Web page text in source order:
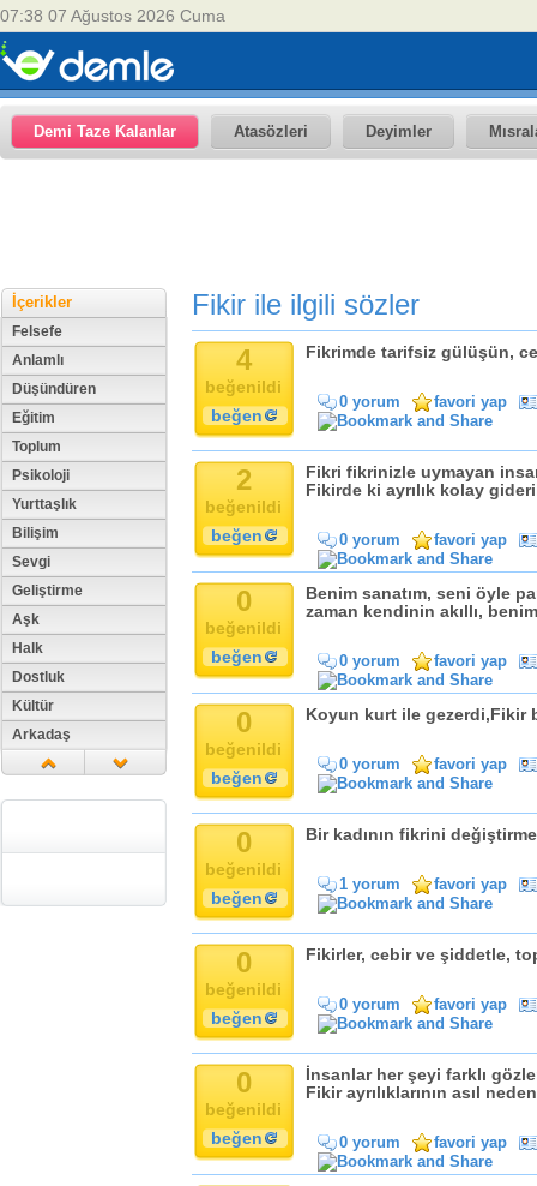
07:38 07 Ağustos 2026 Cuma
Demi Taze Kalanlar Atasözleri Deyimler
İçerikler
Felsefe
Anlamlı
Düşündüren
Eğitim
Toplum
Psikoloji
Yurttaşlık
Bilişim
Sevgi
Geliştirme
Aşk
Halk
Dostluk
Kültür
Arkadaş
Din
Zaman
Fikir ile ilgili sözler
4
beğenildi
beğen
Fikrimde tarifsiz gülüşün,
0 yorum favori yap
2
beğenildi
beğen
Fikri fikrinizle uymayan
Fikirde ki ayrılık kolay
0 yorum favori yap
0
beğenildi
beğen
Benim sanatım, seni öyle
zaman kendinin akıllı,
0 yorum favori yap
0
beğenildi
beğen
Koyun kurt ile gezerdi,Fikir
0 yorum favori yap
0
beğenildi
beğen
Bir kadının fikrini
1 yorum favori yap
0
beğenildi
beğen
Fikirler, cebir ve şiddetle,
0 yorum favori yap
0
beğenildi
beğen
İnsanlar her şeyi farklı
Fikir ayrılıklarının asıl
0 yorum favori yap